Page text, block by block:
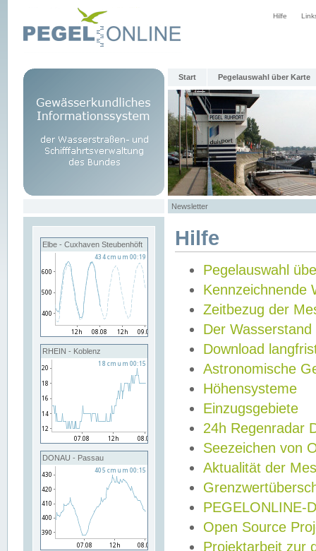
Hilfe
Start Pegelauswahl über Karte
Newsletter
Elbe - Cuxhaven Steubenhöft
RHEIN - Koblenz
DONAU - Passau
Hilfe
Pegelauswahl
Kennzeichnende
Zeitbezug der
Der Wasserstand
Download
Astronomische
Höhensysteme
Einzugsgebiete
24h Regenradar
Seezeichen von
Aktualität der
PEGELONLINE-
Open Source
Projektarbeit zur